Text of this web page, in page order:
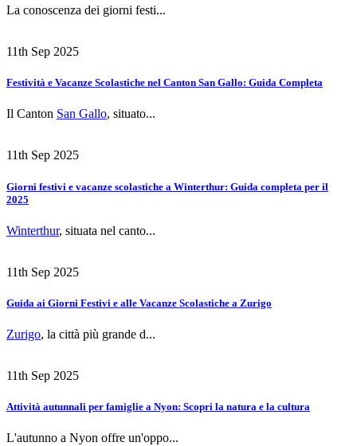
La conoscenza dei giorni festi...
11th Sep 2025
Festività e Vacanze Scolastiche nel Canton San Gallo: Guida Completa
Il Canton San Gallo, situato...
11th Sep 2025
Giorni festivi e vacanze scolastiche a Winterthur: Guida completa per il
2025
Winterthur, situata nel canto...
11th Sep 2025
Guida ai Giorni Festivi e alle Vacanze Scolastiche a Zurigo
Zurigo, la città più grande d...
11th Sep 2025
Attività autunnali per famiglie a Nyon: Scopri la natura e la cultura
L'autunno a Nyon offre un'oppo...